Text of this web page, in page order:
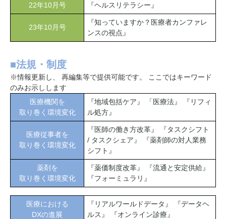
22年10月号 『ヘルスリテラシー』
23年10月号
『知っていますか？医療者カンファレ
ンスの視点』
■法規・制度
※情報更新し、 再編集等で提供可能です。 ここではキーワード
のみお示しします
医療機関を
取り巻く環境変化
『地域包括ケア』 「医療法』 『リフィ
ル処方』
医療従事者を
取り巻く環境変化
『医師の働き方改革』 『タスクシフト
/ タスクシェア』 『薬剤師の対人業務
シフト』
薬剤を
取り巻く環境変化
『薬価制度改革』 『流通と安定供給』
『フォーミュラリ』
医療における
DXの進展
『リアルワールドデータ』 『データヘ
ルス』 『オンライン診療』